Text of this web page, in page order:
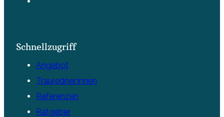
Schnellzugriff
Angebot
Trauredner:innen
Referenzen
Ratgeber